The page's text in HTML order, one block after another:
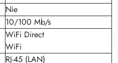
Nie
10/100 Mb/s
WiFi Direct
WiFi
RJ-45 (LAN)